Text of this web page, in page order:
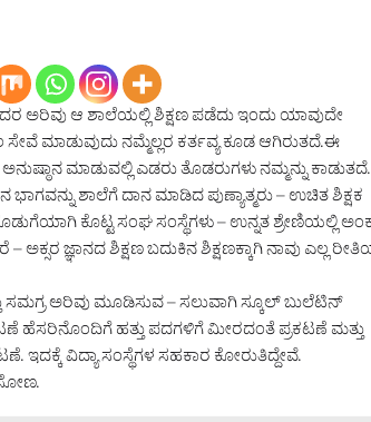
ಅರಿವು ಆ ಶಾಲೆಯಲ್ಲಿ ಶಿಕ್ಷಣ ಪಡೆದು ಇಂದು ಯಾವುದೇ
ಮಾಡುವುದು ನಮ್ಮೆಲ್ಲರ ಕರ್ತವ್ಯ ಕೂಡ ಆಗಿರುತದೆ.ಈ
ಮಾಡುವಲ್ಲಿ ಎಡರು ತೊಡರುಗಳು ನಮ್ಮನ್ನು ಕಾಡುತದೆ.
ಶಾಲೆಗೆ ದಾನ ಮಾಡಿದ ಪುಣ್ಯಾತ್ಮರು – ಉಚಿತ ಶಿಕ್ಷಕ
ಕೊಟ್ಟ ಸಂಘ ಸಂಸ್ಥೆಗಳು – ಉನ್ನತ ಶ್ರೇಣಿಯಲ್ಲಿ
ಜ್ಞಾನದ ಶಿಕ್ಷಣ ಬದುಕಿನ ಶಿಕ್ಷಣಕ್ಕಾಗಿ ನಾವು ಎಲ್ಲ
ಸಮಗ್ರ ಅರಿವು ಮೂಡಿಸುವ – ಸಲುವಾಗಿ ಸ್ಕೂಲ್ ಬುಲೆಟಿನ್
ಹೆಸರಿನೊಂದಿಗೆ ಹತ್ತು ಪದಗಳಿಗೆ ಮೀರದಂತೆ ಪ್ರಕಟಣೆ ಮತ್ತು
ಇದಕ್ಕೆ ವಿದ್ಯಾ ಸಂಸ್ಥೆಗಳ ಸಹಕಾರ ಕೋರುತಿದ್ದೇವೆ.